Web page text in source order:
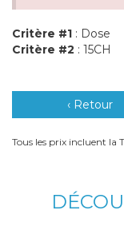
Critère #1 : Dose
Critère #2 : 15CH
‹ Retour
Tous les prix incluent la